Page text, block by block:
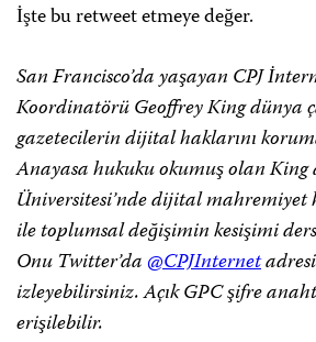
İşte bu retweet etmeye değer.
San Francisco’da yaşayan CPJ
Koordinatörü Geoffrey King dünya
gazetecilerin dijital haklarını
Anayasa hukuku okumuş olan King
Üniversitesi’nde dijital mahremiyet
ile toplumsal değişimin kesişimi
Onu Twitter’da@CPJInternet
izleyebilirsiniz. Açık GPC şifre
erişilebilir.